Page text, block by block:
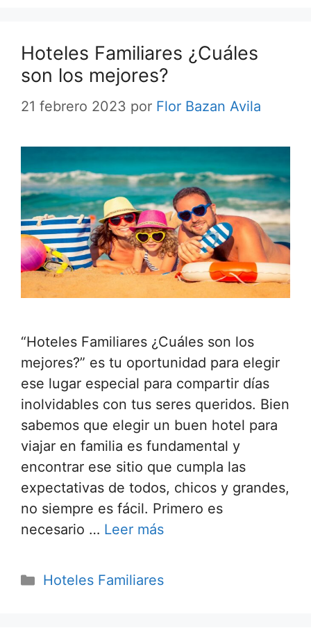
Hoteles Familiares ¿Cuáles
son los mejores?
21 febrero 2023 por Flor Bazan Avila
“Hoteles Familiares ¿Cuáles son los
mejores?” es tu oportunidad para elegir
ese lugar especial para compartir días
inolvidables con tus seres queridos. Bien
sabemos que elegir un buen hotel para
viajar en familia es fundamental y
encontrar ese sitio que cumpla las
expectativas de todos, chicos y grandes,
no siempre es fácil. Primero es
necesario … Leer más
Categorías
Hoteles Familiares